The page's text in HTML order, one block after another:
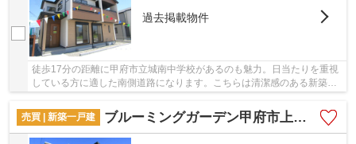
過去掲載物件
徒歩17分の距離に甲府市立城南中学校があるのも魅力。日当たりを重視
している方に適した南側道路になります。こちらは清潔感のある新築戸
売買 | 新築一戸建
ブルーミングガーデン甲府市上今井町 1号棟